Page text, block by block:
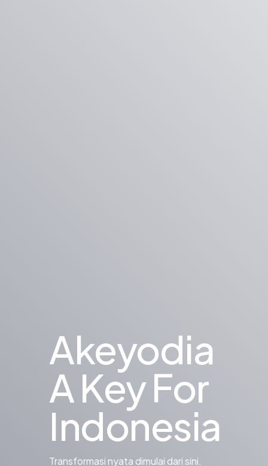
Akeyodia
A Key For
Indonesia
Transformasi nyata dimulai dari sini.